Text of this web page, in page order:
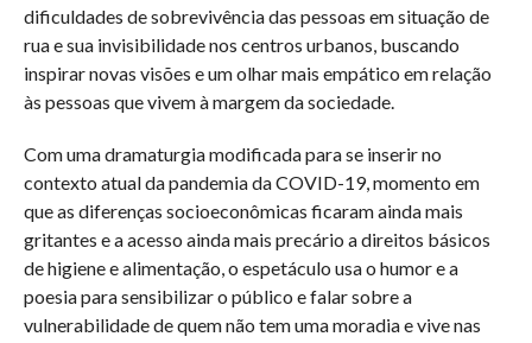
dificuldades de sobrevivência das pessoas em situação de
rua e sua invisibilidade nos centros urbanos, buscando
inspirar novas visões e um olhar mais empático em relação
às pessoas que vivem à margem da sociedade.
Com uma dramaturgia modificada para se inserir no
contexto atual da pandemia da COVID-19, momento em
que as diferenças socioeconômicas ficaram ainda mais
gritantes e a acesso ainda mais precário a direitos básicos
de higiene e alimentação, o espetáculo usa o humor e a
poesia para sensibilizar o público e falar sobre a
vulnerabilidade de quem não tem uma moradia e vive nas